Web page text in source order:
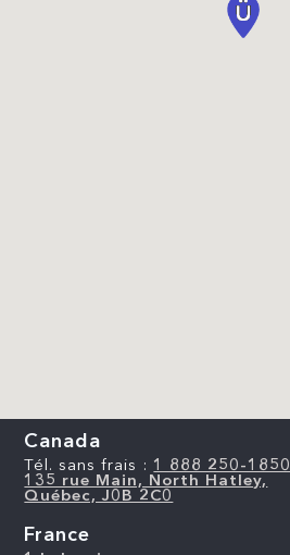
Canada
Tél. sans frais : 1 888 250-1850
135 rue Main, North Hatley,
Québec, J0B 2C0
France